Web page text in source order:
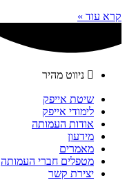
קרא עוד »
ניווט מהיר
שיטת אייפק
לימודי אייפק
אודות העמותה
מידעון
מאמרים
מטפלים חברי העמותה
יצירת קשר